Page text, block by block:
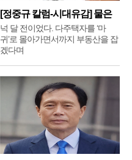
[정중규 칼럼-시대유감] 물은
배
넉 달 전이었다. 다주택자를 ‘마
귀’로 몰아가면서까지 부동산을 잡
겠다며